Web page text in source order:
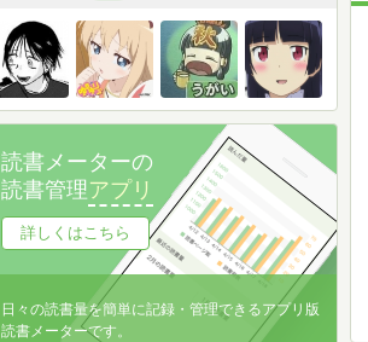
読書メーターの
読書管理アプリ
詳しくはこちら
日々の読書量を簡単に記録・管理できるアプリ版
読書メーターです。